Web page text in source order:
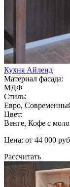
Кухня Айленд
Материал фасада:
МДФ
Стиль:
Евро,
Цвет:
Венге, Кофе с
Цена: от 44 000
Рассчитать